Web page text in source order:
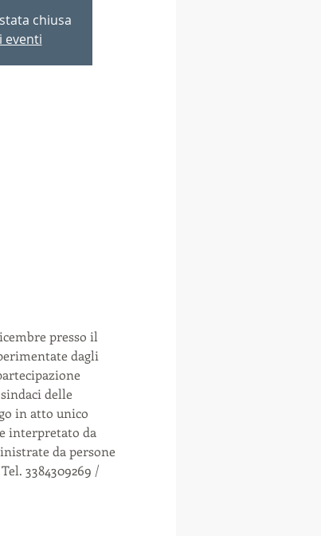
chiusa
eventi
presso il
dagli
delle
in atto unico
interpretato da
da persone
3384309269 /